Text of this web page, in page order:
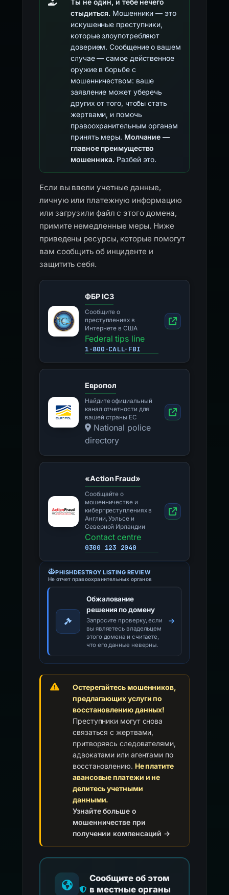
Ты не один, и тебе нечего
стыдиться. Мошенники — это
искушенные преступники,
которые злоупотребляют
доверием. Сообщение о вашем
случае — самое действенное
оружие в борьбе с
мошенничеством: ваше
заявление может уберечь
других от того, чтобы стать
жертвами, и помочь
правоохранительным органам
принять меры. Молчание —
главное преимущество
мошенника. Разбей это.
Если вы ввели учетные данные,
личную или платежную информацию
или загрузили файл с этого домена,
примите немедленные меры. Ниже
приведены ресурсы, которые помогут
вам сообщить об инциденте и
защитить себя.
ФБР IC3
Сообщите о
преступлениях в
Интернете в США
Federal tips line
1-800-CALL-FBI
Европол
Найдите официальный
канал отчетности для
вашей страны ЕС
National police
directory
«Action Fraud»
Сообщайте о
мошенничестве и
киберпреступлениях в
Англии, Уэльсе и
Северной Ирландии
Contact centre
0300 123 2040
PHISHDESTROY LISTING REVIEW
Не отчет правоохранительных органов
Обжалование
решения по домену
Запросите проверку, если
вы являетесь владельцем
этого домена и считаете,
что его данные неверны.
Остерегайтесь мошенников,
предлагающих услуги по
восстановлению данных!
Преступники могут снова
связаться с жертвами,
притворяясь следователями,
адвокатами или агентами по
восстановлению. Не платите
авансовые платежи и не
делитесь учетными
данными.
Узнайте больше о
мошенничестве при
получении компенсаций →
Сообщите об этом
в местные органы